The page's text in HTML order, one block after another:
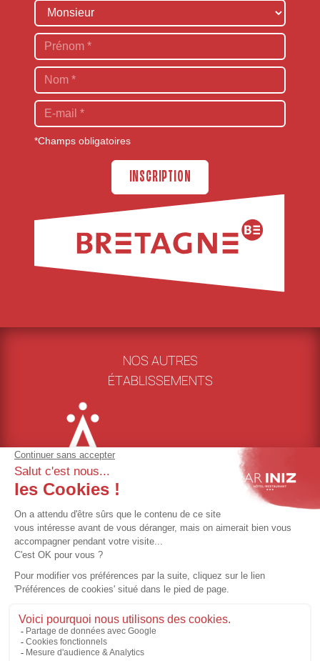
*Champs obligatoires
INSCRIPTION
NOS AUTRES
ÉTABLISSEMENTS